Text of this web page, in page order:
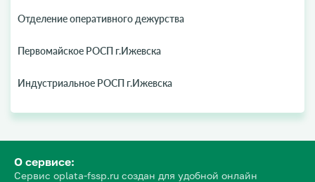
Отделение оперативного дежурства
Первомайское РОСП г.Ижевска
Индустриальное РОСП г.Ижевска
О сервисе:
Сервис oplata-fssp.ru создан для удобной онлайн